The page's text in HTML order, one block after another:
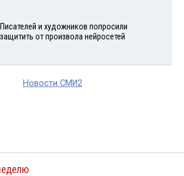
Писателей и художников попросили
защитить от произвола нейросетей
Новости СМИ2